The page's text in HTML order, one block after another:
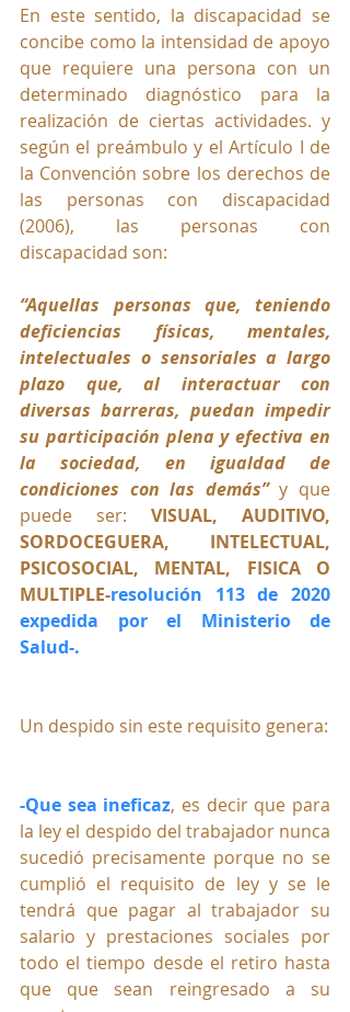
En este sentido, la discapacidad se
concibe como la intensidad de apoyo
que requiere una persona con un
determinado diagnóstico para la
realización de ciertas actividades. y
según el preámbulo y el Artículo I de
la Convención sobre los derechos de
las personas con discapacidad
(2006), las personas con
discapacidad son:
“Aquellas personas que, teniendo
deficiencias físicas, mentales,
intelectuales o sensoriales a largo
plazo que, al interactuar con
diversas barreras, puedan impedir
su participación plena y efectiva en
la sociedad, en igualdad de
condiciones con las demás” y que
puede ser: VISUAL, AUDITIVO,
SORDOCEGUERA, INTELECTUAL,
PSICOSOCIAL, MENTAL, FISICA O
MULTIPLE-resolución 113 de 2020
expedida por el Ministerio de
Salud-.
Un despido sin este requisito genera:
-Que sea ineficaz, es decir que para
la ley el despido del trabajador nunca
sucedió precisamente porque no se
cumplió el requisito de ley y se le
tendrá que pagar al trabajador su
salario y prestaciones sociales por
todo el tiempo desde el retiro hasta
que que sean reingresado a su